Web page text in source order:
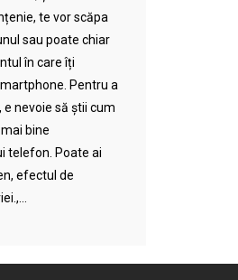
te vor scăpa
sau poate chiar
în care îți
Pentru a
e nevoie să știi cum
bine
telefon. Poate ai
efectul de